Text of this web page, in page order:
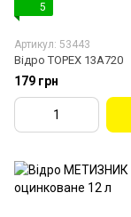
5
Артикул: 53443
Відро TOPEX 13A720
179 грн